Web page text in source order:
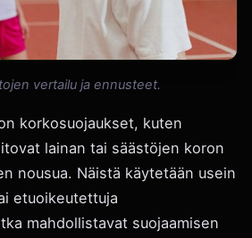
vertailu ja ennusteet.
korkosuojaukset, kuten
lainan tai säästöjen koron
nousua. Näistä käytetään usein
etuoikeutettuja
mahdollistavat suojaamisen